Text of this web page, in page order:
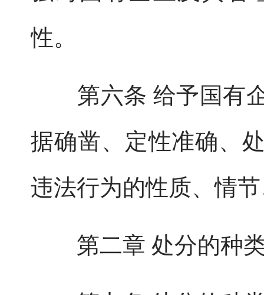
性。
第六条 给予国有企
据确凿、定性准确、
违法行为的性质、情
第二章 处分的种